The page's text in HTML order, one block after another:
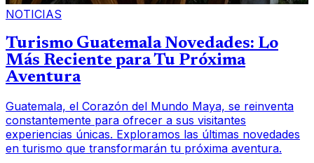
NOTICIAS
Turismo Guatemala Novedades: Lo
Más Reciente para Tu Próxima
Aventura
Guatemala, el Corazón del Mundo Maya, se reinventa
constantemente para ofrecer a sus visitantes
experiencias únicas. Exploramos las últimas novedades
en turismo que transformarán tu próxima aventura.